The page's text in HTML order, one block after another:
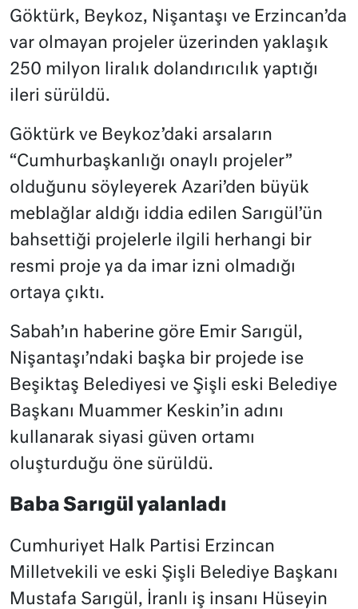
Göktürk, Beykoz, Nişantaşı ve Erzincan’da
var olmayan projeler üzerinden yaklaşık
250 milyon liralık dolandırıcılık yaptığı
ileri sürüldü.
Göktürk ve Beykoz’daki arsaların
“Cumhurbaşkanlığı onaylı projeler”
olduğunu söyleyerek Azari’den büyük
meblağlar aldığı iddia edilen Sarıgül’ün
bahsettiği projelerle ilgili herhangi bir
resmi proje ya da imar izni olmadığı
ortaya çıktı.
Sabah’ın haberine göre Emir Sarıgül,
Nişantaşı’ndaki başka bir projede ise
Beşiktaş Belediyesi ve Şişli eski Belediye
Başkanı Muammer Keskin’in adını
kullanarak siyasi güven ortamı
oluşturduğu öne sürüldü.
Baba Sarıgül yalanladı
Cumhuriyet Halk Partisi Erzincan
Milletvekili ve eski Şişli Belediye Başkanı
Mustafa Sarıgül, İranlı iş insanı Hüseyin